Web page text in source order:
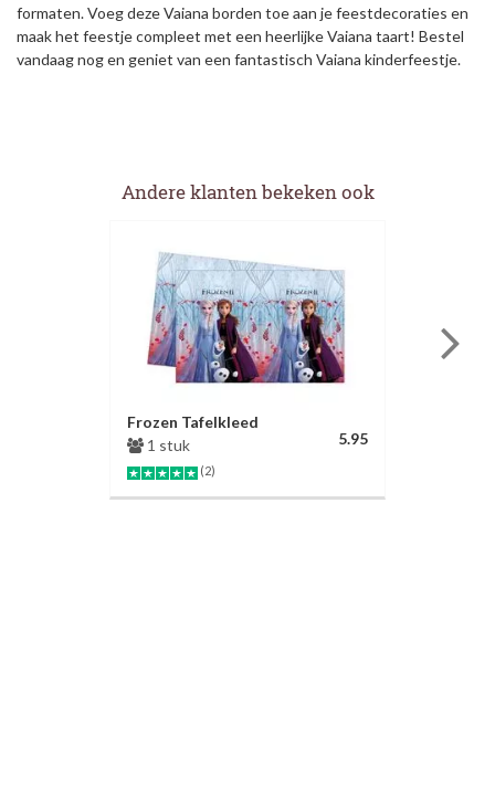
formaten. Voeg deze Vaiana borden toe aan je feestdecoraties en
maak het feestje compleet met een heerlijke Vaiana taart! Bestel
vandaag nog en geniet van een fantastisch Vaiana kinderfeestje.
Andere klanten bekeken ook
Frozen Tafelkleed
1 stuk
(2)
5.95